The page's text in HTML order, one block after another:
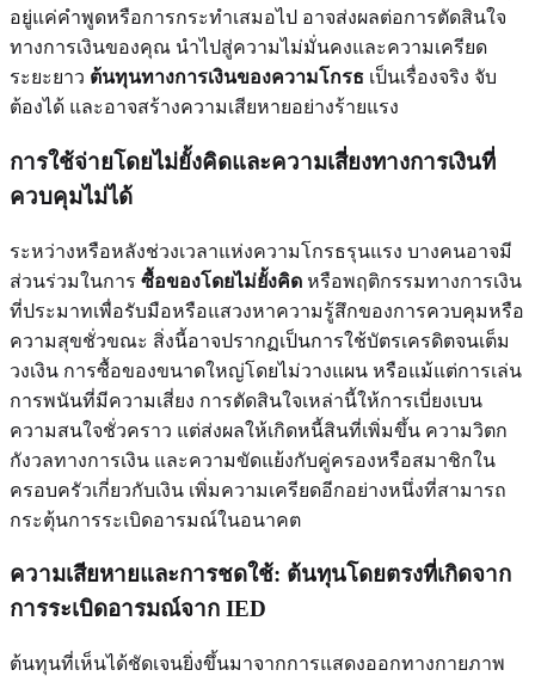
อยู่แค่คำพูดหรือการกระทำเสมอไป อาจส่งผลต่อการตัดสินใจ
ทางการเงินของคุณ นำไปสู่ความไม่มั่นคงและความเครียด
ระยะยาว ต้นทุนทางการเงินของความโกรธ เป็นเรื่องจริง จับ
ต้องได้ และอาจสร้างความเสียหายอย่างร้ายแรง
การใช้จ่ายโดยไม่ยั้งคิดและความเสี่ยงทางการเงินที่
ควบคุมไม่ได้
ระหว่างหรือหลังช่วงเวลาแห่งความโกรธรุนแรง บางคนอาจมี
ส่วนร่วมในการ ซื้อของโดยไม่ยั้งคิด หรือพฤติกรรมทางการเงิน
ที่ประมาทเพื่อรับมือหรือแสวงหาความรู้สึกของการควบคุมหรือ
ความสุขชั่วขณะ สิ่งนี้อาจปรากฏเป็นการใช้บัตรเครดิตจนเต็ม
วงเงิน การซื้อของขนาดใหญ่โดยไม่วางแผน หรือแม้แต่การเล่น
การพนันที่มีความเสี่ยง การตัดสินใจเหล่านี้ให้การเบี่ยงเบน
ความสนใจชั่วคราว แต่ส่งผลให้เกิดหนี้สินที่เพิ่มขึ้น ความวิตก
กังวลทางการเงิน และความขัดแย้งกับคู่ครองหรือสมาชิกใน
ครอบครัวเกี่ยวกับเงิน เพิ่มความเครียดอีกอย่างหนึ่งที่สามารถ
กระตุ้นการระเบิดอารมณ์ในอนาคต
ความเสียหายและการชดใช้: ต้นทุนโดยตรงที่เกิดจาก
การระเบิดอารมณ์จาก IED
ต้นทุนที่เห็นได้ชัดเจนยิ่งขึ้นมาจากการแสดงออกทางกายภาพ